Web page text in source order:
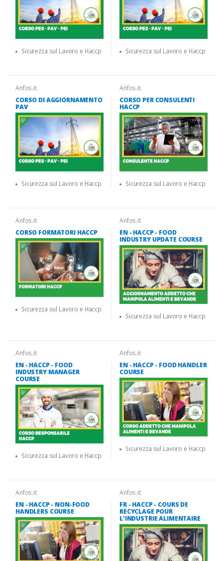
Sicurezza sul Lavoro e Haccp Sicurezza sul Lavoro e Haccp
Anfos.it
CORSO DI AGGIORNAMENTO
PAV
Sicurezza sul Lavoro e Haccp
Anfos.it
CORSO PER CONSULENTI
HACCP
Sicurezza sul Lavoro e Haccp
Anfos.it
CORSO FORMATORI HACCP
Sicurezza sul Lavoro e Haccp
Anfos.it
EN - HACCP - FOOD
INDUSTRY UPDATE COURSE
Sicurezza sul Lavoro e Haccp
Anfos.it
EN - HACCP - FOOD
INDUSTRY MANAGER
COURSE
Sicurezza sul Lavoro e Haccp
Anfos.it
EN - HACCP - FOOD HANDLER
COURSE
Sicurezza sul Lavoro e Haccp
Anfos.it
EN - HACCP - NON-FOOD
HANDLERS COURSE
Anfos.it
FR - HACCP - COURS DE
RECYCLAGE POUR
L'INDUSTRIE ALIMENTAIRE